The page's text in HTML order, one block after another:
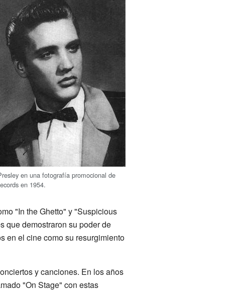
en una fotografía promocional de
en 1954.
"In the Ghetto" y "Suspicious
que demostraron su poder de
en el cine como su resurgimiento
y canciones. En los años
"On Stage" con estas